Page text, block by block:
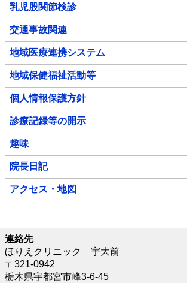
乳児股関節検診
交通事故関連
地域医療連携システム
地域保健福祉活動等
個人情報保護方針
診療記録等の開示
趣味
院長日記
アクセス・地図
連絡先
ほりえクリニック 宇大前
〒321-0942
栃木県宇都宮市峰3-6-45